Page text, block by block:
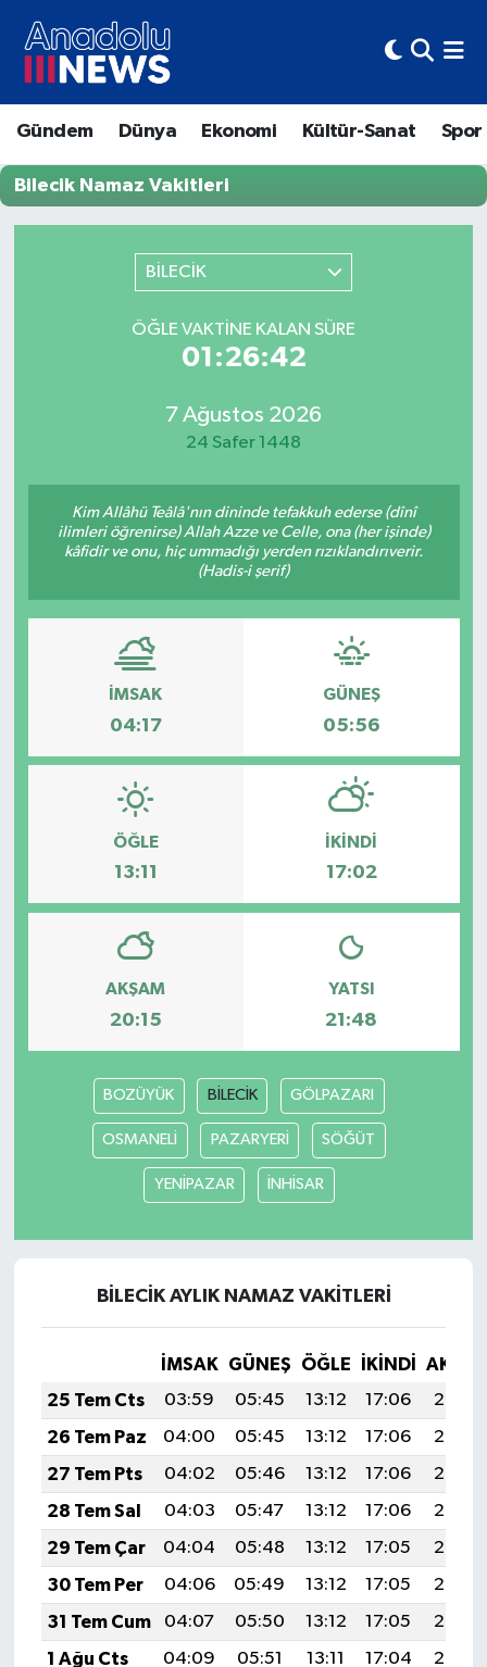
Gündem Dünya Ekonomi Kültür-Sanat Spor
Bilecik Namaz Vakitleri
BİLECİK
ÖĞLE VAKTINE KALAN SÜRE
01:26:42
7 Ağustos 2026
24 Safer 1448
Kim Allâhü Teâlâ'nın dininde tefakkuh ederse (dînî
ilimleri öğrenirse) Allah Azze ve Celle, ona (her işinde)
kâfidir ve onu, hiç ummadığı yerden rızıklandırıverir.
(Hadis-i şerif)
İMSAK
04:17
GÜNEŞ
05:56
ÖĞLE
13:11
İKINDI
17:02
AKŞAM
20:15
YATSI
21:48
BOZÜYÜK BİLECİK GÖLPAZARI
OSMANELİ PAZARYERİ SÖĞÜT
YENİPAZAR İNHİSAR
BİLECİK AYLIK NAMAZ VAKITLERI
İMSAK GÜNEŞ ÖĞLE İKINDI
25 Tem Cts
03:59 05:45 13:12 17:06
20:29
26 Tem Paz
04:00 05:45 13:12 17:06
20:28
27 Tem Pts
04:02 05:46 13:12 17:06
20:27
28 Tem Sal
04:03 05:47 13:12 17:06
20:26
29 Tem Çar
04:04 05:48 13:12 17:05
20:25
30 Tem Per
04:06 05:49 13:12 17:05
20:24
31 Tem Cum
04:07 05:50 13:12 17:05
20:23
1 Ağu Cts
04:09 05:51 13:11 17:04
20:22
Hava Durumu
Trafik Durumu
Süper Lig Puan Durumu ve Fikstür